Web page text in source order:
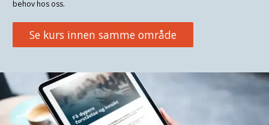
behov hos oss.
Se kurs innen samme område